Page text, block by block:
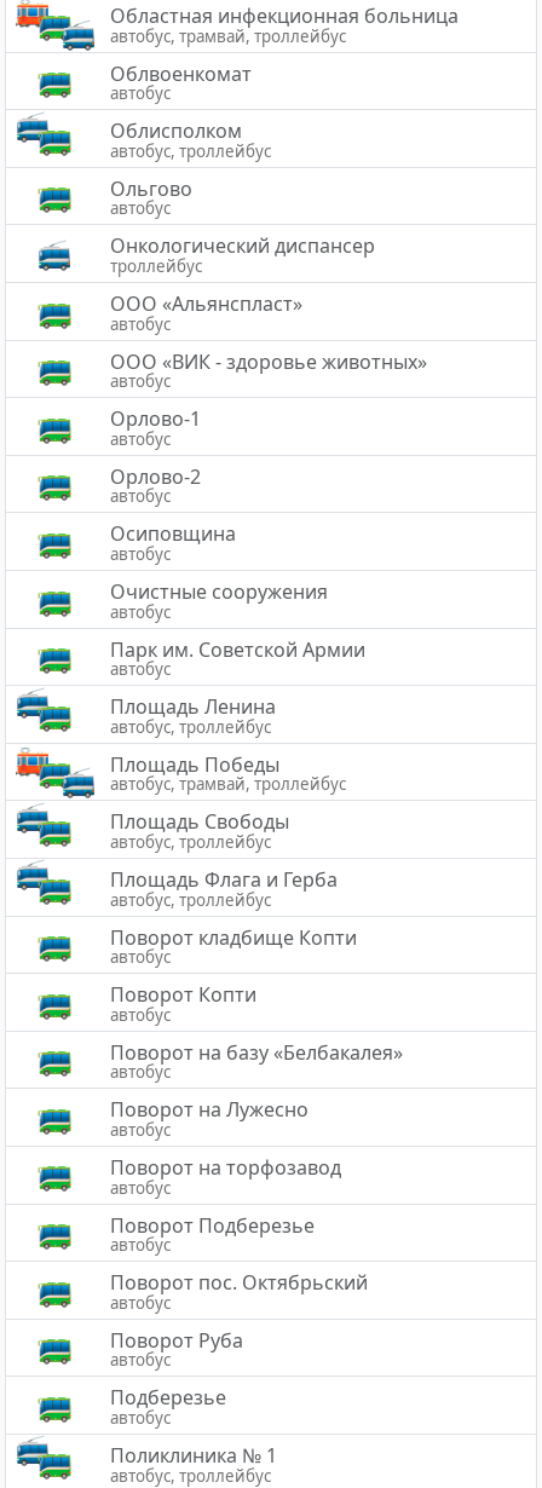
Областная инфекционная больница
автобус, трамвай, троллейбус
Облвоенкомат
автобус
Облисполком
автобус, троллейбус
Ольгово
автобус
Онкологический диспансер
троллейбус
ООО «Альянспласт»
автобус
ООО «ВИК - здоровье животных»
автобус
Орлово-1
автобус
Орлово-2
автобус
Осиповщина
автобус
Очистные сооружения
автобус
Парк им. Советской Армии
автобус
Площадь Ленина
автобус, троллейбус
Площадь Победы
автобус, трамвай, троллейбус
Площадь Свободы
автобус, троллейбус
Площадь Флага и Герба
автобус, троллейбус
Поворот кладбище Копти
автобус
Поворот Копти
автобус
Поворот на базу «Белбакалея»
автобус
Поворот на Лужесно
автобус
Поворот на торфозавод
автобус
Поворот Подберезье
автобус
Поворот пос. Октябрьский
автобус
Поворот Руба
автобус
Подберезье
автобус
Поликлиника № 1
автобус, троллейбус